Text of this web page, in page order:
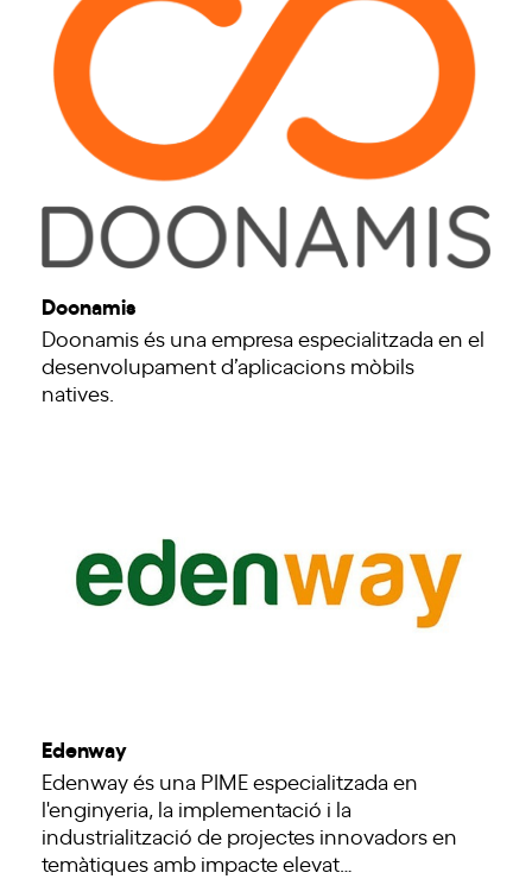
Doonamis
Doonamis és una empresa especialitzada en el
desenvolupament d’aplicacions mòbils
natives.
Edenway
Edenway és una PIME especialitzada en
l'enginyeria, la implementació i la
industrialització de projectes innovadors en
temàtiques amb impacte elevat…